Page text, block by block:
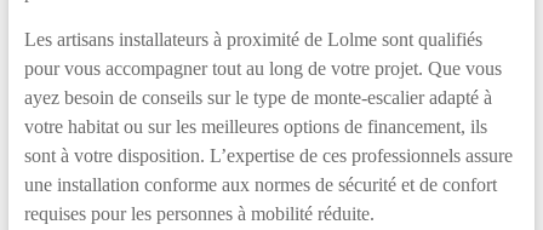
Les artisans installateurs à proximité de Lolme sont qualifiés
pour vous accompagner tout au long de votre projet. Que vous
ayez besoin de conseils sur le type de monte-escalier adapté à
votre habitat ou sur les meilleures options de financement, ils
sont à votre disposition. L’expertise de ces professionnels assure
une installation conforme aux normes de sécurité et de confort
requises pour les personnes à mobilité réduite.